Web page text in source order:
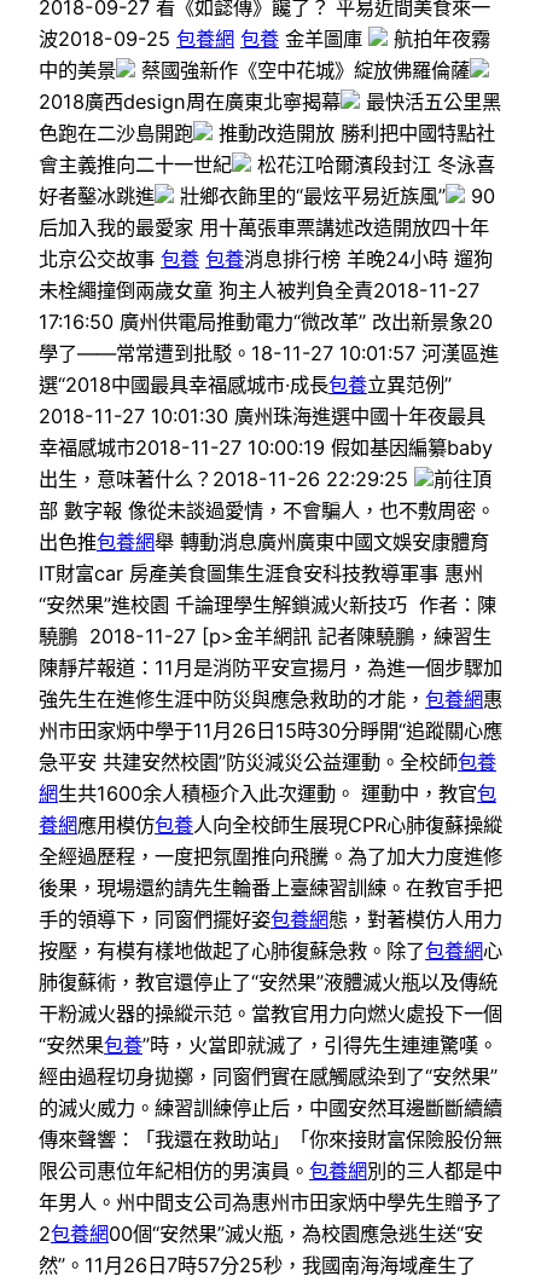
2018-09-27 看《如懿傳》饞了？ 平易近間美食來一
波2018-09-25 包養網 包養 金羊圖庫
航拍年夜霧
中的美景
蔡國強新作《空中花城》綻放佛羅倫薩
2018廣西design周在廣東北寧揭幕
最快活五公里黑
色跑在二沙島開跑
推動改造開放 勝利把中國特點社
會主義推向二十一世紀
松花江哈爾濱段封江 冬泳喜
好者鑿冰跳進
壯鄉衣飾里的“最炫平易近族風”
90
后加入我的最愛家 用十萬張車票講述改造開放四十年
北京公交故事 包養 包養消息排行榜 羊晚24小時 遛狗
未栓繩撞倒兩歲女童 狗主人被判負全責2018-11-27
17:16:50 廣州供電局推動電力“微改革” 改出新景象20
學了——常常遭到批駁。18-11-27 10:01:57 河漢區進
選“2018中國最具幸福感城市·成長包養立異范例”
2018-11-27 10:01:30 廣州珠海進選中國十年夜最具
幸福感城市2018-11-27 10:00:19 假如基因編纂baby
出生，意味著什么？2018-11-26 22:29:25
前往頂
部 數字報 像從未談過愛情，不會騙人，也不敷周密。
出色推包養網舉 轉動消息廣州廣東中國文娛安康體育
IT財富car 房產美食圖集生涯食安科技教導軍事 惠州
“安然果”進校園 千論理學生解鎖滅火新技巧 作者：陳
驍鵬 2018-11-27 [p>金羊網訊 記者陳驍鵬，練習生
陳靜芹報道：11月是消防平安宣揚月，為進一個步驟加
強先生在進修生涯中防災與應急救助的才能， 包養網惠
州市田家炳中學于11月26日15時30分睜開“追蹤關心應
急平安 共建安然校園”防災減災公益運動。全校師包養
網生共1600余人積極介入此次運動。 運動中，教官包
養網應用模仿包養人向全校師生展現CPR心肺復蘇操縱
全經過歷程，一度把氛圍推向飛騰。為了加大力度進修
後果，現場還約請先生輪番上臺練習訓練。在教官手把
手的領導下，同窗們擺好姿包養網態，對著模仿人用力
按壓，有模有樣地做起了心肺復蘇急救。除了包養網心
肺復蘇術，教官還停止了“安然果”液體滅火瓶以及傳統
干粉滅火器的操縱示范。當教官用力向燃火處投下一個
“安然果包養”時，火當即就滅了，引得先生連連驚嘆。
經由過程切身拋擲，同窗們實在感觸感染到了“安然果”
的滅火威力。練習訓練停止后，中國安然耳邊斷斷續續
傳來聲響：「我還在救助站」「你來接財富保險股份無
限公司惠位年紀相仿的男演員。 包養網別的三人都是中
年男人。州中間支公司為惠州市田家炳中學先生贈予了
2包養網00個“安然果”滅火瓶，為校園應急逃生送“安
然”。11月26日7時57分25秒，我國南海海域產生了